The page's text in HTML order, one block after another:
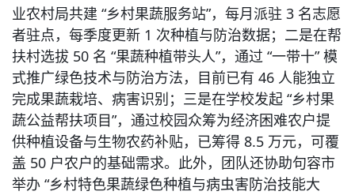
业农村局共建 “乡村果蔬服务站”，每月派驻 3 名志愿
者驻点，每季度更新 1 次种植与防治数据；二是在帮
扶村选拔 50 名 “果蔬种植带头人”，通过 “一带十” 模
式推广绿色技术与防治方法，目前已有 46 人能独立
完成果蔬栽培、病害识别；三是在学校发起 “乡村果
蔬公益帮扶项目”，通过校园众筹为经济困难农户提
供种植设备与生物农药补贴，已筹得 8.5 万元，可覆
盖 50 户农户的基础需求。此外，团队还协助句容市
举办 “乡村特色果蔬绿色种植与病虫害防治技能大